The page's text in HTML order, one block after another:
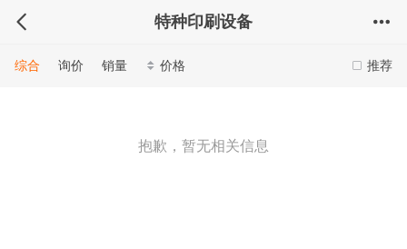
特种印刷设备
推荐
综合 询价 销量 价格
抱歉，暂无相关信息